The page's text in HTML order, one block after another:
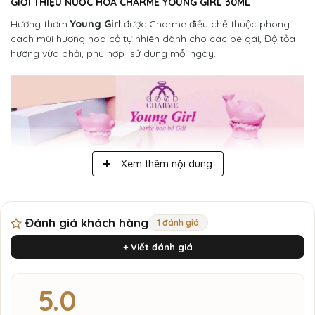
Hương thơm Young Girl được Charme điều chế thuộc phong
cách mùi hương hoa cỏ tự nhiên dành cho các bé gái, Độ tỏa
hương vừa phải, phù hợp sử dụng mỗi ngày.
Đây là hương thơm cỏ cây đầy sức sống, xuyên suốt các lớp
hương mùi hương thơm mát của Chanh Vàng, mang một chút
Xem thêm nội dung
Đánh giá khách hàng 1 đánh giá
+ Viết đánh giá
5.0